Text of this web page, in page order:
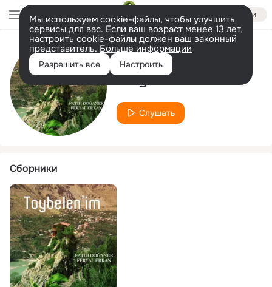
Войти
Мы используем cookie-файлы, чтобы улучшить
сервисы для вас. Если ваш возраст менее 13 лет,
настроить cookie-файлы должен ваш законный
представитель. Больше информации
Разрешить все Настроить
Исполнитель
Feryal Erkan
Слушать
Сборники